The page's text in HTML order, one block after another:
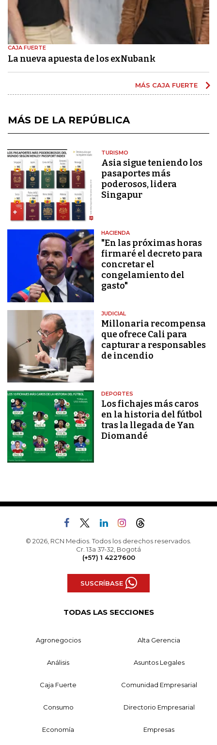
CAJA FUERTE
La nueva apuesta de los exNubank
MÁS CAJA FUERTE
MÁS DE LA REPÚBLICA
TURISMO
Asia sigue teniendo los
pasaportes más
poderosos, lidera
Singapur
HACIENDA
"En las próximas horas
firmaré el decreto para
concretar el
congelamiento del
gasto"
JUDICIAL
Millonaria recompensa
que ofrece Cali para
capturar a responsables
de incendio
DEPORTES
Los fichajes más caros
en la historia del fútbol
tras la llegada de Yan
Diomandé
© 2026, RCN Medios. Todos los derechos reservados.
Cr. 13a 37-32, Bogotá
(+57) 1 4227600
SUSCRÍBASE
TODAS LAS SECCIONES
Agronegocios Alta Gerencia
Análisis Asuntos Legales
Caja Fuerte Comunidad Empresarial
Consumo Directorio Empresarial
Economía Empresas